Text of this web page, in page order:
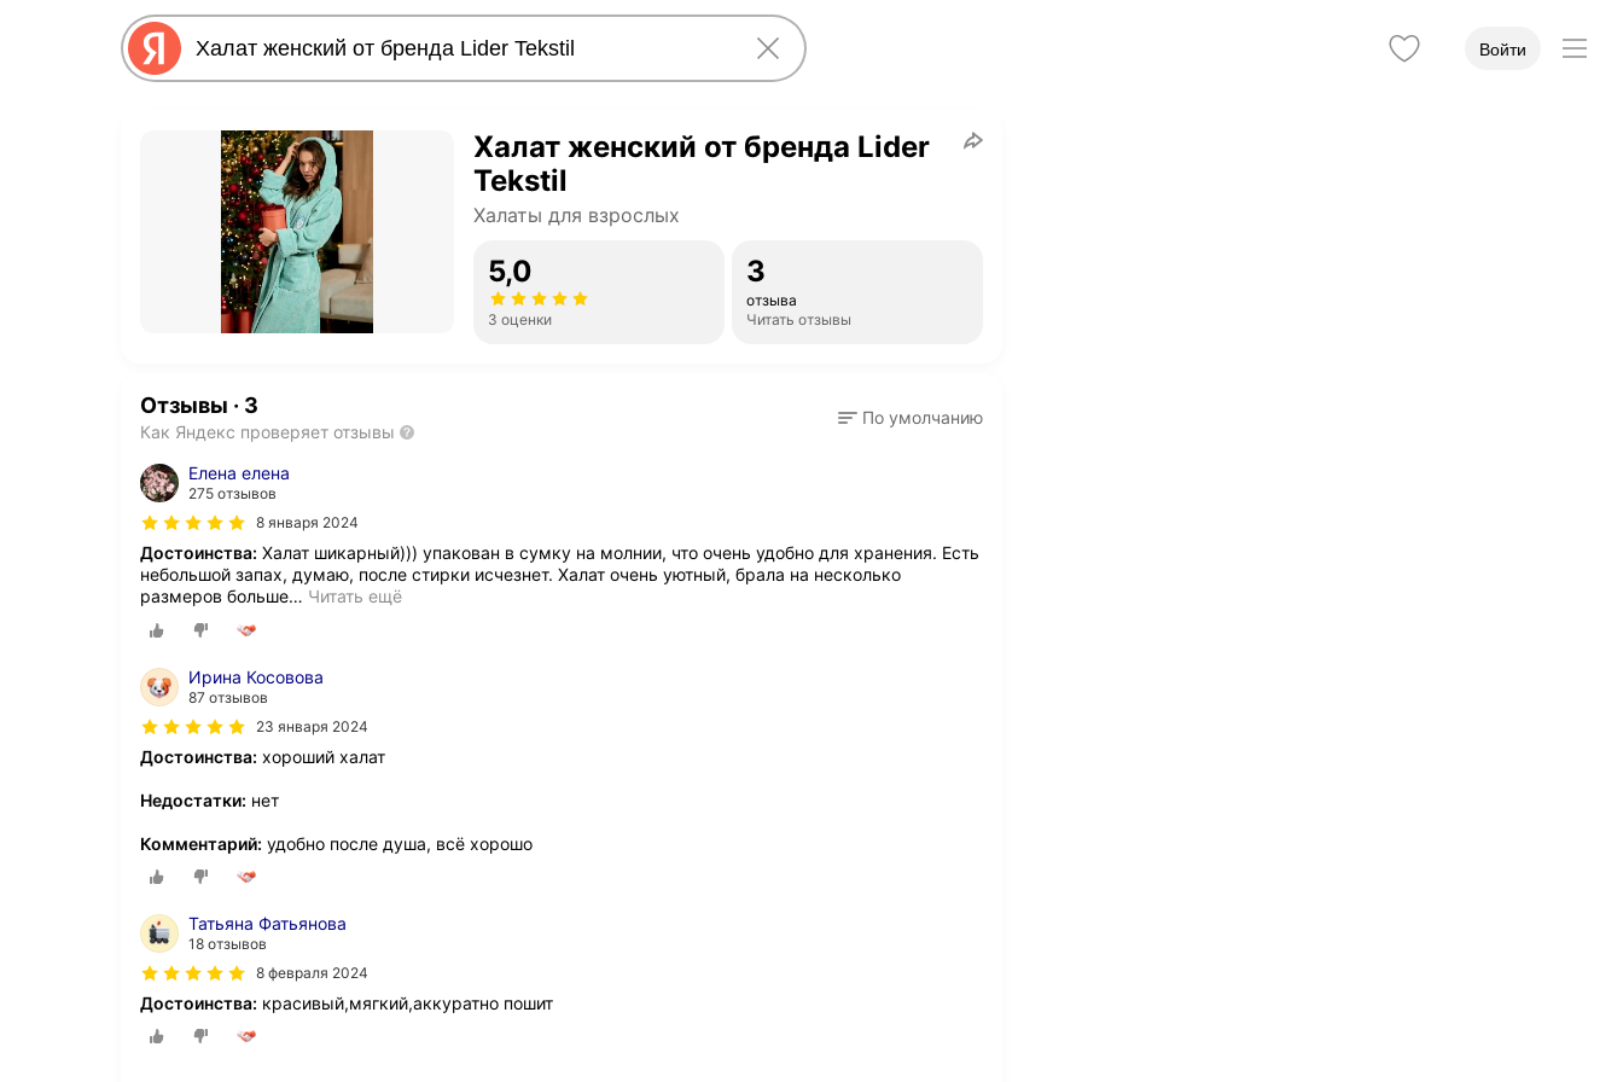
Войти
Халат женский от бренда Lider
Tekstil
Халаты для взрослых
5,0
3 оценки
3
отзыва
Читать отзывы
Отзывы · 3
Как Яндекс проверяет отзывы
По умолчанию
Елена елена
275 отзывов
8 января 2024
Достоинства: Халат шикарный))) упакован в сумку на молнии, что очень удобно для хранения. Есть
небольшой запах, думаю, после стирки исчезнет. Халат очень уютный, брала на несколько
размеров больше… Читать ещё
Ирина Косовова
87 отзывов
23 января 2024
Достоинства: хороший халат
Недостатки: нет
Комментарий: удобно после душа, всё хорошо
Татьяна Фатьянова
18 отзывов
8 февраля 2024
Достоинства: красивый,мягкий,аккуратно пошит